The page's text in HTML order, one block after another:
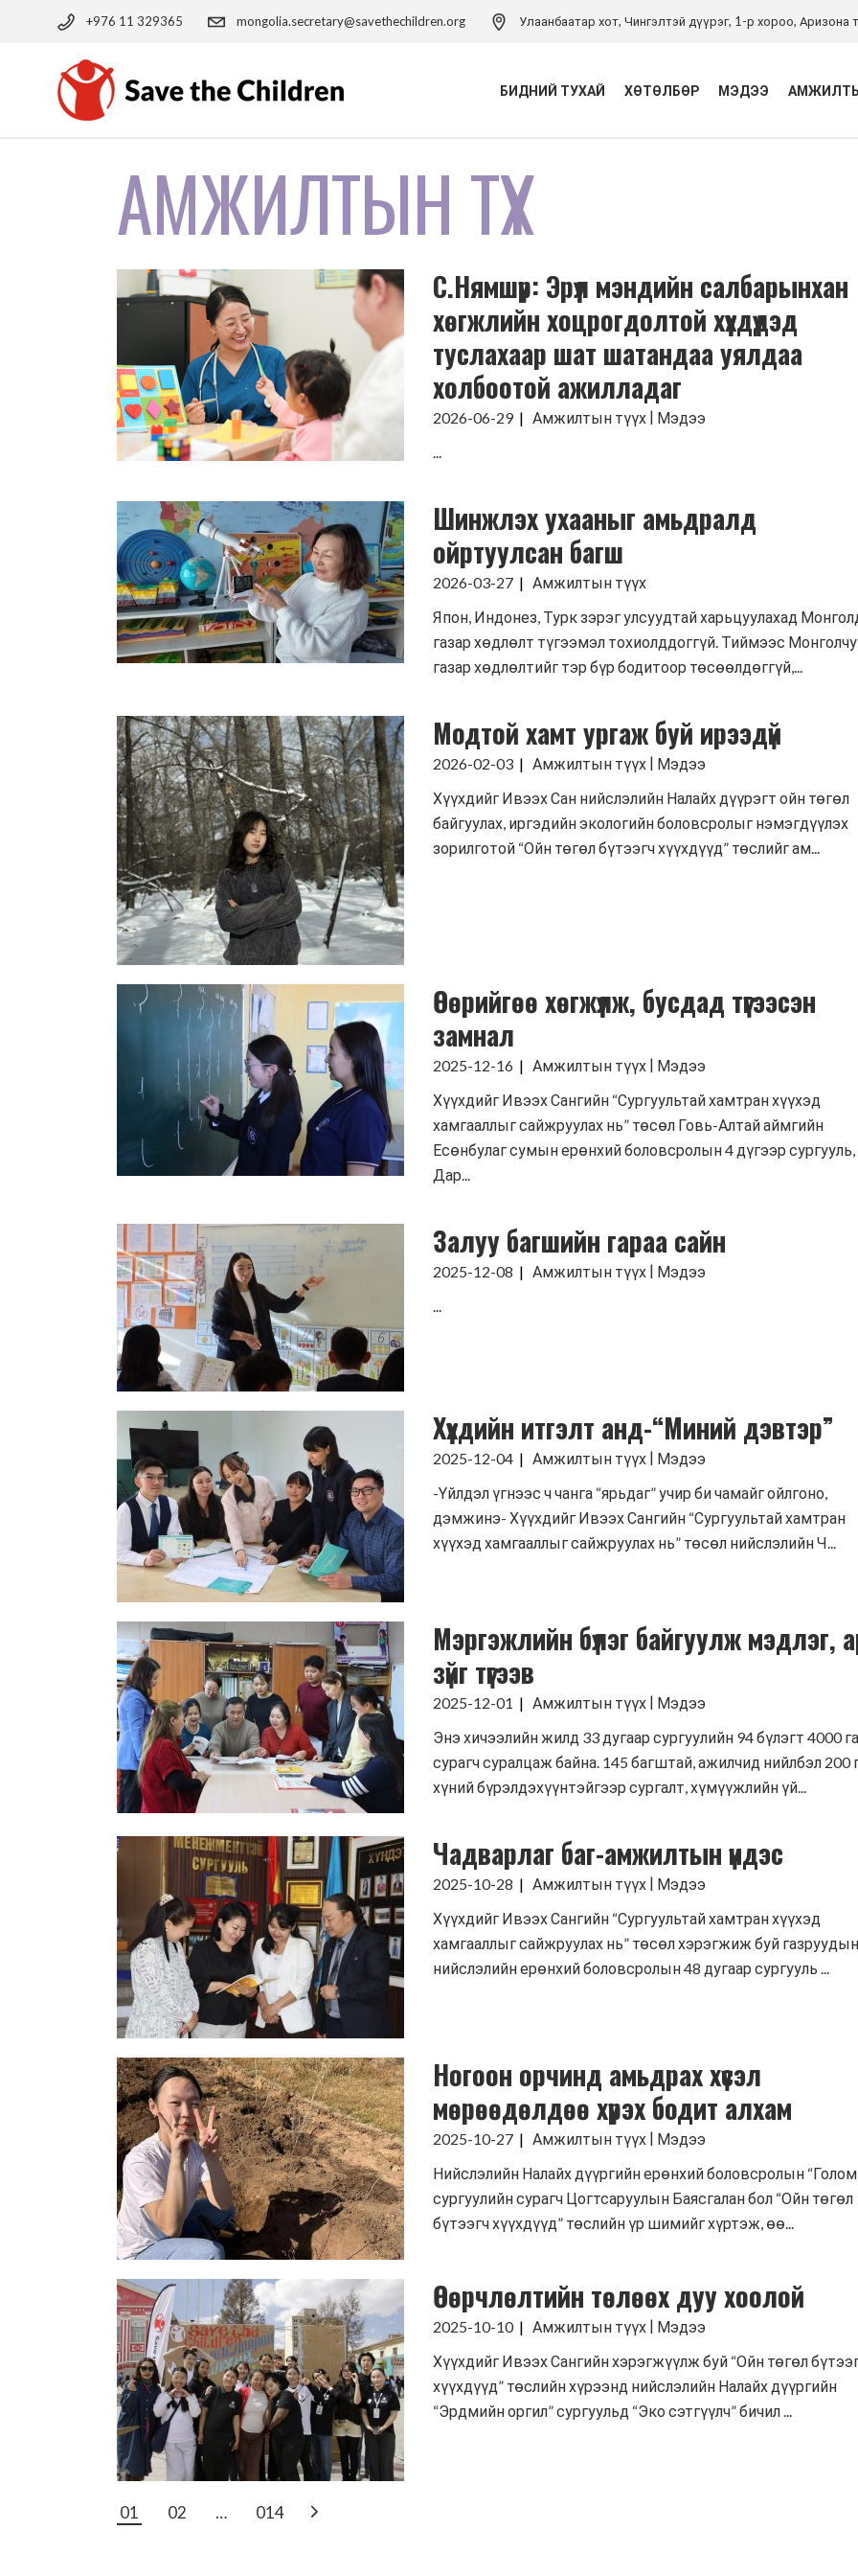
+976 11 329365 mongolia.secretary@savethechildren.org Улаанбаатар хот, Чингэлтэй дүүрэг, 1-р хороо, Аризона
БИДНИЙ ТУХАЙ
Үйл ажиллагаа
Удирдлагын баг
Тэмдэглэлт ой
Холбоо барих
ХӨТӨЛБӨР
Хүүхдийн эрхийн засаглал
хөтөлбөр
Боловсролын хөтөлбөр
Хүүхдийн ядуурлыг
бууруулах хөтөлбөр
Эрүүл мэндийн төсөл
Кампанит ажил
Хэрэгжүүлсэн төслүүд
МЭДЭЭ
АМЖИЛТЫН ТҮҮХ
С.Нямшүр: Эрүүл мэндийн салбарынхан
хөгжлийн хоцрогдолтой хүүхдүүдэд
туслахаар шат шатандаа уялдаа
холбоотой ажилладаг
2026-06-29 Амжилтын түүх | Мэдээ
...
Шинжлэх ухааныг амьдралд
ойртуулсан багш
2026-03-27
Амжилтын түүх
Япон, Индонез, Турк зэрэг улсуудтай харьцуулахад
газар хөдлөлт түгээмэл тохиолддоггүй. Тиймээс
газар хөдлөлтийг тэр бүр бодитоор төсөөлдөггүй,...
Модтой хамт ургаж буй ирээдүй
2026-02-03 Амжилтын түүх | Мэдээ
Хүүхдийг Ивээх Сан нийслэлийн Налайх дүүрэгт ойн төгөл
байгуулах, иргэдийн экологийн боловсролыг нэмэгдүүлэх
зорилготой “Ойн төгөл бүтээгч хүүхдүүд” төслийг ам...
Өөрийгөө хөгжүүлж, бусдад түгээсэн
замнал
2025-12-16 Амжилтын түүх | Мэдээ
Хүүхдийг Ивээх Сангийн “Сургуультай хамтран хүүхэд
хамгааллыг сайжруулах нь” төсөл Говь-Алтай аймгийн
Есөнбулаг сумын ерөнхий боловсролын 4 дүгээр сургууль,
Дар...
Залуу багшийн гараа сайн
2025-12-08 Амжилтын түүх | Мэдээ
...
Хүүхдийн итгэлт анд-“Миний дэвтэр”
2025-12-04 Амжилтын түүх | Мэдээ
-Үйлдэл үгнээс ч чанга “ярьдаг” учир би чамайг ойлгоно,
дэмжинэ- Хүүхдийг Ивээх Сангийн “Сургуультай хамтран
хүүхэд хамгааллыг сайжруулах нь” төсөл нийслэлийн Ч...
Мэргэжлийн бүлэг байгуулж мэдлэг,
зүйг түгээв
2025-12-01 Амжилтын түүх | Мэдээ
Энэ хичээлийн жилд 33 дугаар сургуулийн 94 бүлэгт 4000
сурагч суралцаж байна. 145 багштай, ажилчид нийлбэл 200
хүний бүрэлдэхүүнтэйгээр сургалт, хүмүүжлийн үй...
Чадварлаг баг-амжилтын үндэс
2025-10-28 Амжилтын түүх | Мэдээ
Хүүхдийг Ивээх Сангийн “Сургуультай хамтран хүүхэд
хамгааллыг сайжруулах нь” төсөл хэрэгжиж буй
нийслэлийн ерөнхий боловсролын 48 дугаар сургууль ...
Ногоон орчинд амьдрах хүсэл
мөрөөдөлдөө хүрэх бодит алхам
2025-10-27 Амжилтын түүх | Мэдээ
Нийслэлийн Налайх дүүргийн ерөнхий боловсролын
сургуулийн сурагч Цогтсаруулын Баясгалан бол “Ойн төгөл
бүтээгч хүүхдүүд” төслийн үр шимийг хүртэж, өө...
Өөрчлөлтийн төлөөх дуу хоолой
2025-10-10 Амжилтын түүх | Мэдээ
Хүүхдийг Ивээх Сангийн хэрэгжүүлж буй “Ойн төгөл
хүүхдүүд” төслийн хүрээнд нийслэлийн Налайх дүүргийн
“Эрдмийн оргил” сургуульд “Эко сэтгүүлч” бичил ...
POSTS
01 02 … 014